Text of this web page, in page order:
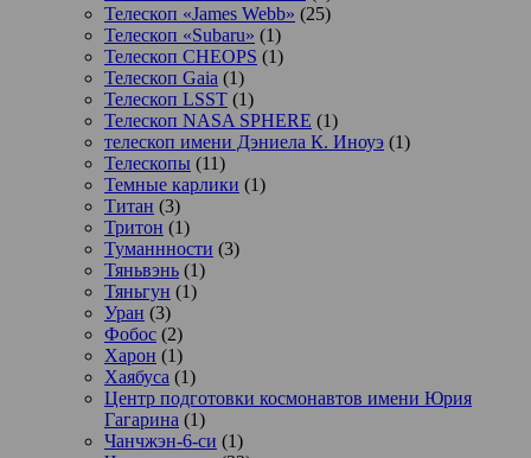
Телескоп «James Webb» (25)
Телескоп «Subaru» (1)
Телескоп CHEOPS (1)
Телескоп Gaia (1)
Телескоп LSST (1)
Телескоп NASA SPHERE (1)
телескоп имени Дэниела К. Иноуэ (1)
Телескопы (11)
Темные карлики (1)
Титан (3)
Тритон (1)
Туманнности (3)
Тяньвэнь (1)
Тяньгун (1)
Уран (3)
Фобос (2)
Харон (1)
Хаябуса (1)
Центр подготовки космонавтов имени Юрия
Гагарина (1)
Чанчжэн-6-си (1)